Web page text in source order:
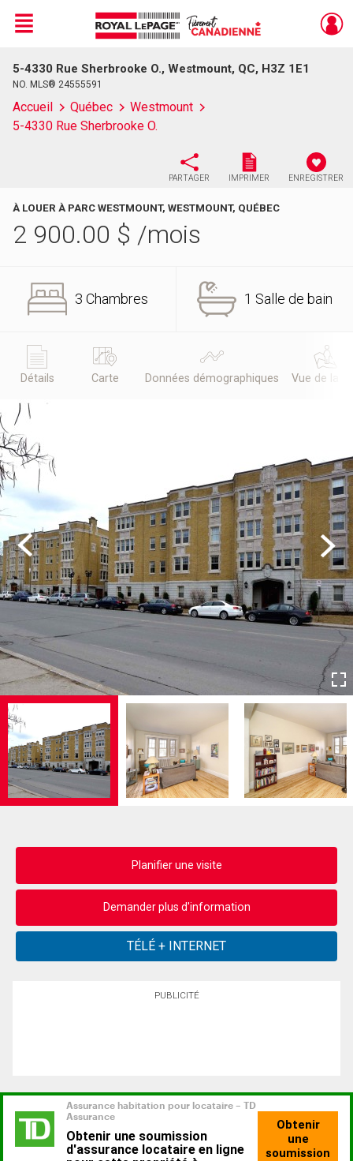
Live
En Direct
Menu
5-4330 Rue Sherbrooke O., Westmount, QC, H3Z 1E1
NO. MLS® 24555591
Accueil Québec
Westmount
5-4330 Rue Sherbrooke O.
PARTAGER IMPRIMER ENREGISTRER
À LOUER À PARC WESTMOUNT, WESTMOUNT, QUÉBEC
2 900.00 $ /mois
3 Chambres 1 Salle de bain
Détails Carte Données démographiques Vue de la
Previous Next
Planifier une visite
Demander plus d'information
PUBLICITÉ